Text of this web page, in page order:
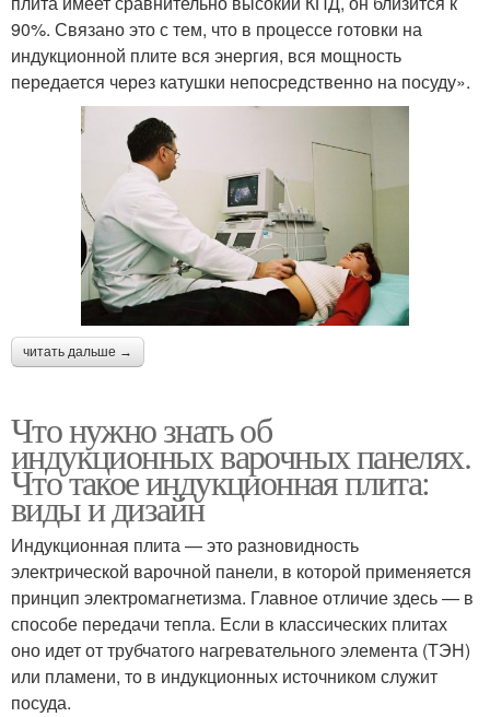
90%. Связано это с тем, что в процессе готовки на
индукционной плите вся энергия, вся мощность
передается через катушки непосредственно на посуду».
читать дальше →
Что нужно знать об
индукционных варочных панелях.
Что такое индукционная плита:
виды и дизайн
Индукционная плита — это разновидность
электрической варочной панели, в которой применяется
принцип электромагнетизма. Главное отличие здесь — в
способе передачи тепла. Если в классических плитах
оно идет от трубчатого нагревательного элемента (ТЭН)
или пламени, то в индукционных источником служит
посуда.